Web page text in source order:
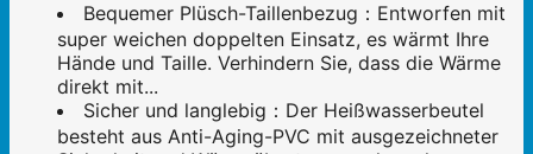
Bequemer Plüsch-Taillenbezug：Entworfen mit
super weichen doppelten Einsatz, es wärmt Ihre
Hände und Taille. Verhindern Sie, dass die Wärme
direkt mit...
Sicher und langlebig：Der Heißwasserbeutel
besteht aus Anti-Aging-PVC mit ausgezeichneter